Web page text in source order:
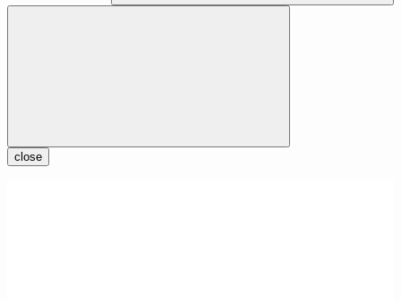
close